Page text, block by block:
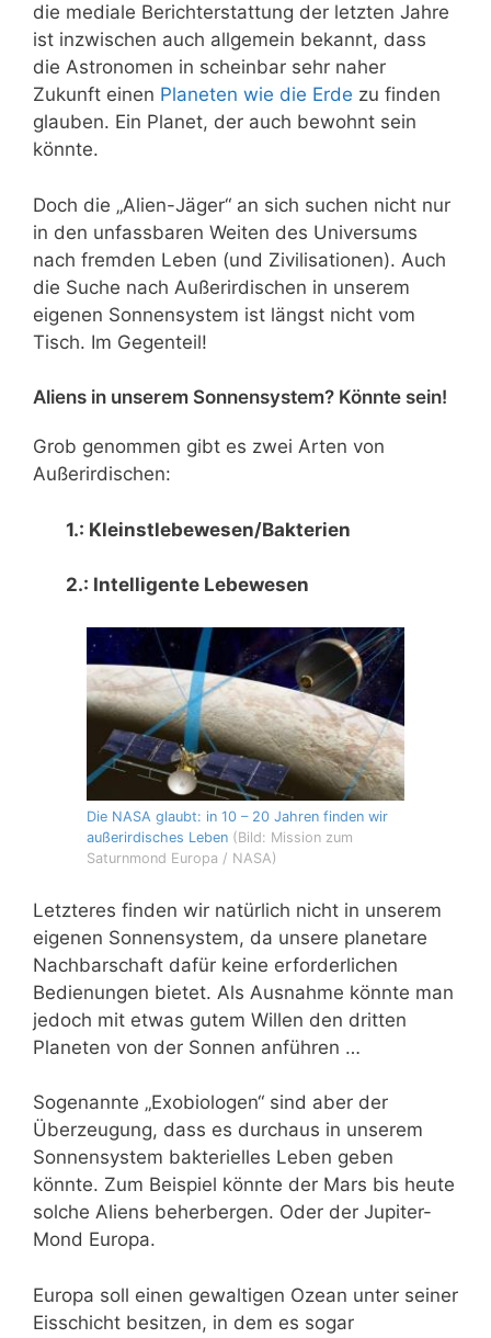
die mediale Berichterstattung der letzten Jahre
ist inzwischen auch allgemein bekannt, dass
die Astronomen in scheinbar sehr naher
Zukunft einen Planeten wie die Erde zu finden
glauben. Ein Planet, der auch bewohnt sein
könnte.
Doch die „Alien-Jäger“ an sich suchen nicht nur
in den unfassbaren Weiten des Universums
nach fremden Leben (und Zivilisationen). Auch
die Suche nach Außerirdischen in unserem
eigenen Sonnensystem ist längst nicht vom
Tisch. Im Gegenteil!
Aliens in unserem Sonnensystem? Könnte sein!
Grob genommen gibt es zwei Arten von
Außerirdischen:
1.: Kleinstlebewesen/Bakterien
2.: Intelligente Lebewesen
Die NASA glaubt: in 10 – 20 Jahren finden wir
außerirdisches Leben (Bild: Mission zum
Saturnmond Europa / NASA)
Letzteres finden wir natürlich nicht in unserem
eigenen Sonnensystem, da unsere planetare
Nachbarschaft dafür keine erforderlichen
Bedienungen bietet. Als Ausnahme könnte man
jedoch mit etwas gutem Willen den dritten
Planeten von der Sonnen anführen …
Sogenannte „Exobiologen“ sind aber der
Überzeugung, dass es durchaus in unserem
Sonnensystem bakterielles Leben geben
könnte. Zum Beispiel könnte der Mars bis heute
solche Aliens beherbergen. Oder der Jupiter-
Mond Europa.
Europa soll einen gewaltigen Ozean unter seiner
Eisschicht besitzen, in dem es sogar